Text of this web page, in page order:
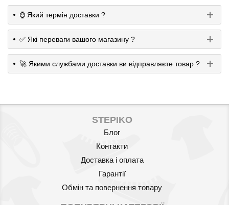
⌚️ Який термін доставки ?
✅ Які переваги вашого магазину ?
🚀 Якими службами доставки ви відправляєте товар ?
STEPIKO
Блог
Контакти
Доставка і оплата
Гарантії
Обмін та повернення товару